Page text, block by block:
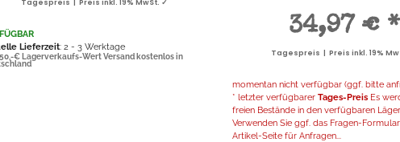
Tagespreis | Preis inkl. 19% MwSt. ✓
Lieferzeit: 2 - 3 Werktage
€ Lagerverkaufs-Wert Versand kostenlos in
34,97 € *
Tagespreis | Preis inkl. 19%
momentan nicht verfügbar (ggf. bitte
* letzter verfügbarer Tages-Preis Es
freien Bestände in den verfügbaren
Verwenden Sie ggf. das Fragen-
Artikel-Seite für Anfragen...